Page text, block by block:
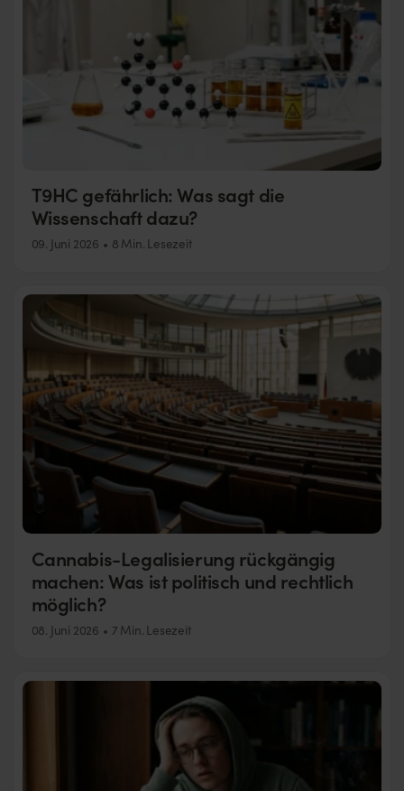
T9HC gefährlich: Was sagt die
Wissenschaft dazu?
09. Juni 2026 8 Min. Lesezeit
Cannabis-Legalisierung rückgängig
machen: Was ist politisch und rechtlich
möglich?
08. Juni 2026 7 Min. Lesezeit